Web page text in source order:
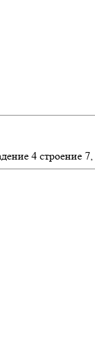
4 строение 7,